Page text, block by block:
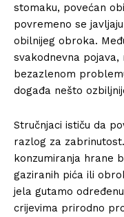
stomaku, povećan
povremeno se
obilnijeg obroka.
svakodnevna
bezazlenom
događa nešto
Stručnjaci ističu da
razlog za
konzumiranja hrane
gaziranih pića ili
jela gutamo
crijevima prirodno